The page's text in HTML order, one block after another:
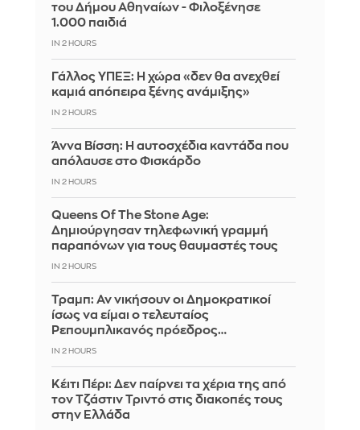
του Δήμου Αθηναίων - Φιλοξένησε
1.000 παιδιά
IN 2 HOURS
Γάλλος ΥΠΕΞ: Η χώρα «δεν θα ανεχθεί
καμιά απόπειρα ξένης ανάμιξης»
IN 2 HOURS
Άννα Βίσση: Η αυτοσχέδια καντάδα που
απόλαυσε στο Φισκάρδο
IN 2 HOURS
Queens Of The Stone Age:
Δημιούργησαν τηλεφωνική γραμμή
παραπόνων για τους θαυμαστές τους
IN 2 HOURS
Τραμπ: Αν νικήσουν οι Δημοκρατικοί
ίσως να είμαι ο τελευταίος
Ρεπουμπλικανός πρόεδρος…
IN 2 HOURS
Κέιτι Πέρι: Δεν παίρνει τα χέρια της από
τον Τζάστιν Τριντό στις διακοπές τους
στην Ελλάδα